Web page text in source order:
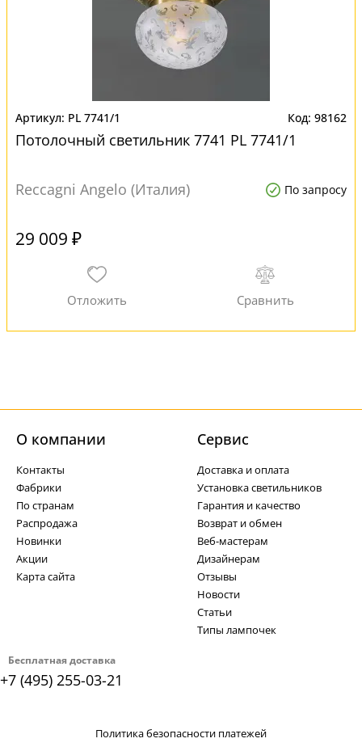
PL 7741/1 98162
Потолочный светильник 7741 PL 7741/1
Reccagni Angelo (Италия) По запросу
29 009 ₽
Бесплатная доставка
+7 (495) 255-03-21
О компании
Контакты
Фабрики
По странам
Распродажа
Новинки
Акции
Карта сайта
Cервис
Доставка и оплата
Установка светильников
Гарантия и качество
Возврат и обмен
Веб-мастерам
Дизайнерам
Отзывы
Новости
Статьи
Типы лампочек
Политика безопасности платежей